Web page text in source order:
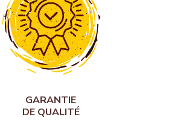
GARANTIE
DE QUALITÉ